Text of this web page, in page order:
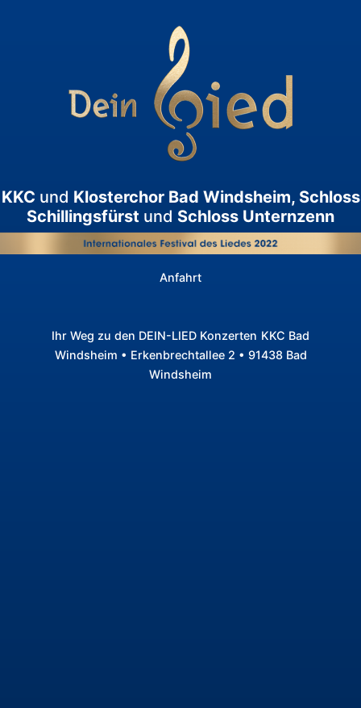
KKC und Klosterchor Bad Windsheim, Schloss
Schillingsfürst und Schloss Unternzenn
Anfahrt
Ihr Weg zu den DEIN-LIED Konzerten KKC Bad
Windsheim • Erkenbrechtallee 2 • 91438 Bad
Windsheim